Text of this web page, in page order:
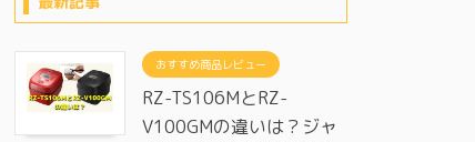
おすすめ商品レビュー
RZ-TS106MとRZ-
V100GMの違いは？ジャ